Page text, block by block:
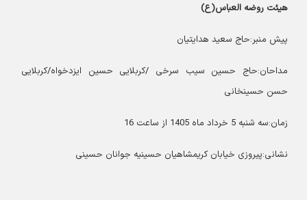
هیئت روضه العباس(ع)
پیش منبر:حاج سعید هدایتیان
مداحان:حاج حسین سیب سرخی /کربلایی حسین ایزدخواه/کربلایی
حسن حسینخانی
زمان:سه شنبه 5 خرداد ماه 1405 از ساعت 16
نشانی:پیروزی خیابان کریمشاهیان حسینیه جوانان حسینی